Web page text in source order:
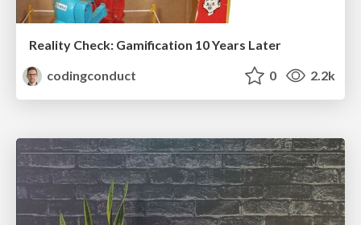
Reality Check: Gamification 10 Years Later
codingconduct
0 2.2k